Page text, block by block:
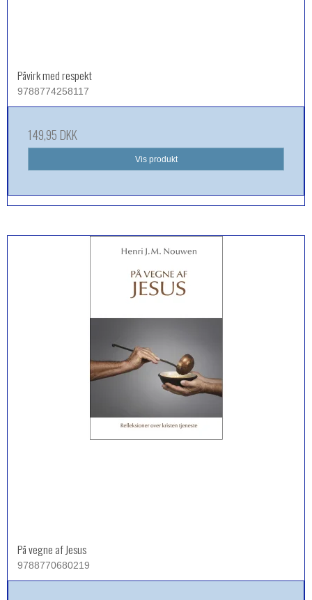
Påvirk med respekt
9788774258117
149,95 DKK
Vis produkt
På vegne af Jesus
9788770680219